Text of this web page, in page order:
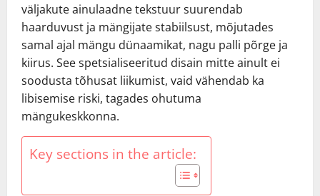
väljakute ainulaadne tekstuur suurendab
haarduvust ja mängijate stabiilsust, mõjutades
samal ajal mängu dünaamikat, nagu palli põrge ja
kiirus. See spetsialiseeritud disain mitte ainult ei
soodusta tõhusat liikumist, vaid vähendab ka
libisemise riski, tagades ohutuma
mängukeskkonna.
Key sections in the article: